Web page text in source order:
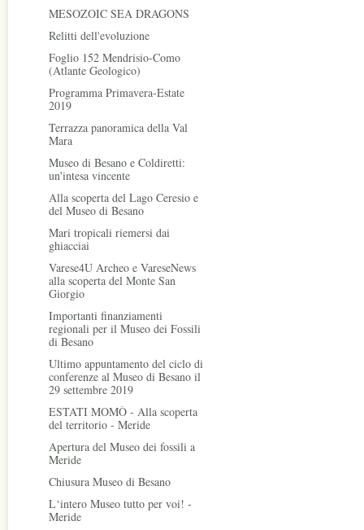
MESOZOIC SEA DRAGONS
Relitti dell'evoluzione
Foglio 152 Mendrisio-Como
(Atlante Geologico)
Programma Primavera-Estate
2019
Terrazza panoramica della Val
Mara
Museo di Besano e Coldiretti:
un'intesa vincente
Alla scoperta del Lago Ceresio e
del Museo di Besano
Mari tropicali riemersi dai
ghiacciai
Varese4U Archeo e VareseNews
alla scoperta del Monte San
Giorgio
Importanti finanziamenti
regionali per il Museo dei Fossili
di Besano
Ultimo appuntamento del ciclo di
conferenze al Museo di Besano il
29 settembre 2019
ESTATI MOMÒ - Alla scoperta
del territorio - Meride
Apertura del Museo dei fossili a
Meride
Chiusura Museo di Besano
L‘intero Museo tutto per voi! -
Meride